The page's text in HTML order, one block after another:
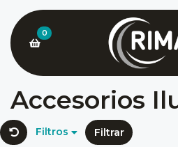
0
Accesorios
Filtros
Filtrar